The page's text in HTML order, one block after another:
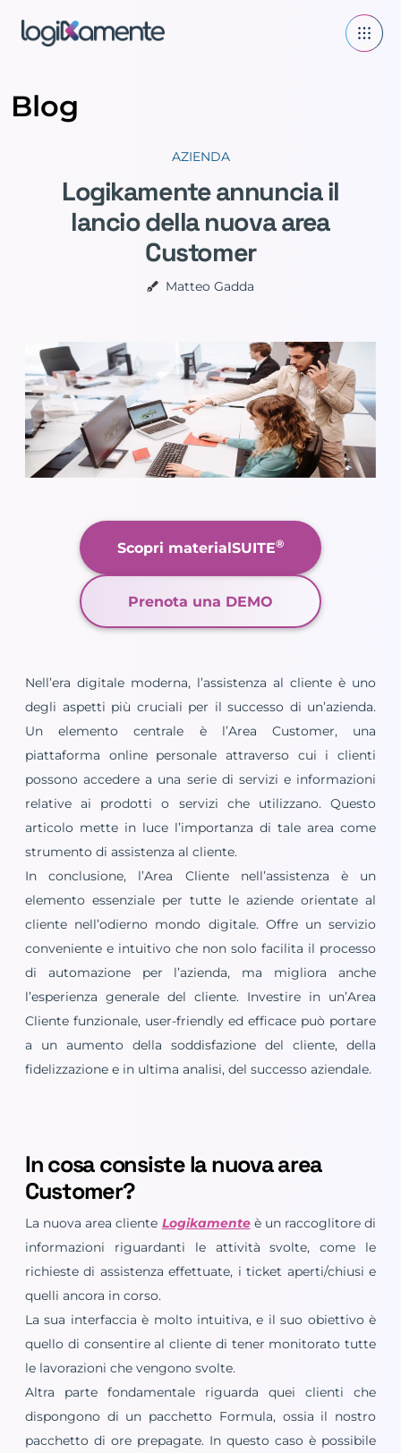
Blog
AZIENDA
Logikamente annuncia il
lancio della nuova area
Customer
Matteo Gadda
Scopri materialSUITE®
Prenota una DEMO
Nell’era digitale moderna, l’assistenza al cliente è uno
degli aspetti più cruciali per il successo di un’azienda.
Un elemento centrale è l’Area Customer, una
piattaforma online personale attraverso cui i clienti
possono accedere a una serie di servizi e informazioni
relative ai prodotti o servizi che utilizzano. Questo
articolo mette in luce l’importanza di tale area come
strumento di assistenza al cliente.
In conclusione, l’Area Cliente nell’assistenza è un
elemento essenziale per tutte le aziende orientate al
cliente nell’odierno mondo digitale. Offre un servizio
conveniente e intuitivo che non solo facilita il processo
di automazione per l’azienda, ma migliora anche
l’esperienza generale del cliente. Investire in un’Area
Cliente funzionale, user-friendly ed efficace può portare
a un aumento della soddisfazione del cliente, della
fidelizzazione e in ultima analisi, del successo aziendale.
In cosa consiste la nuova area
Customer?
La nuova area cliente Logikamenteè un raccoglitore di
informazioni riguardanti le attività svolte, come le
richieste di assistenza effettuate, i ticket aperti/chiusi e
quelli ancora in corso.
La sua interfaccia è molto intuitiva, e il suo obiettivo è
quello di consentire al cliente di tener monitorato tutte
le lavorazioni che vengono svolte.
Altra parte fondamentale riguarda quei clienti che
dispongono di un pacchetto Formula, ossia il nostro
pacchetto di ore prepagate. In questo caso è possibile